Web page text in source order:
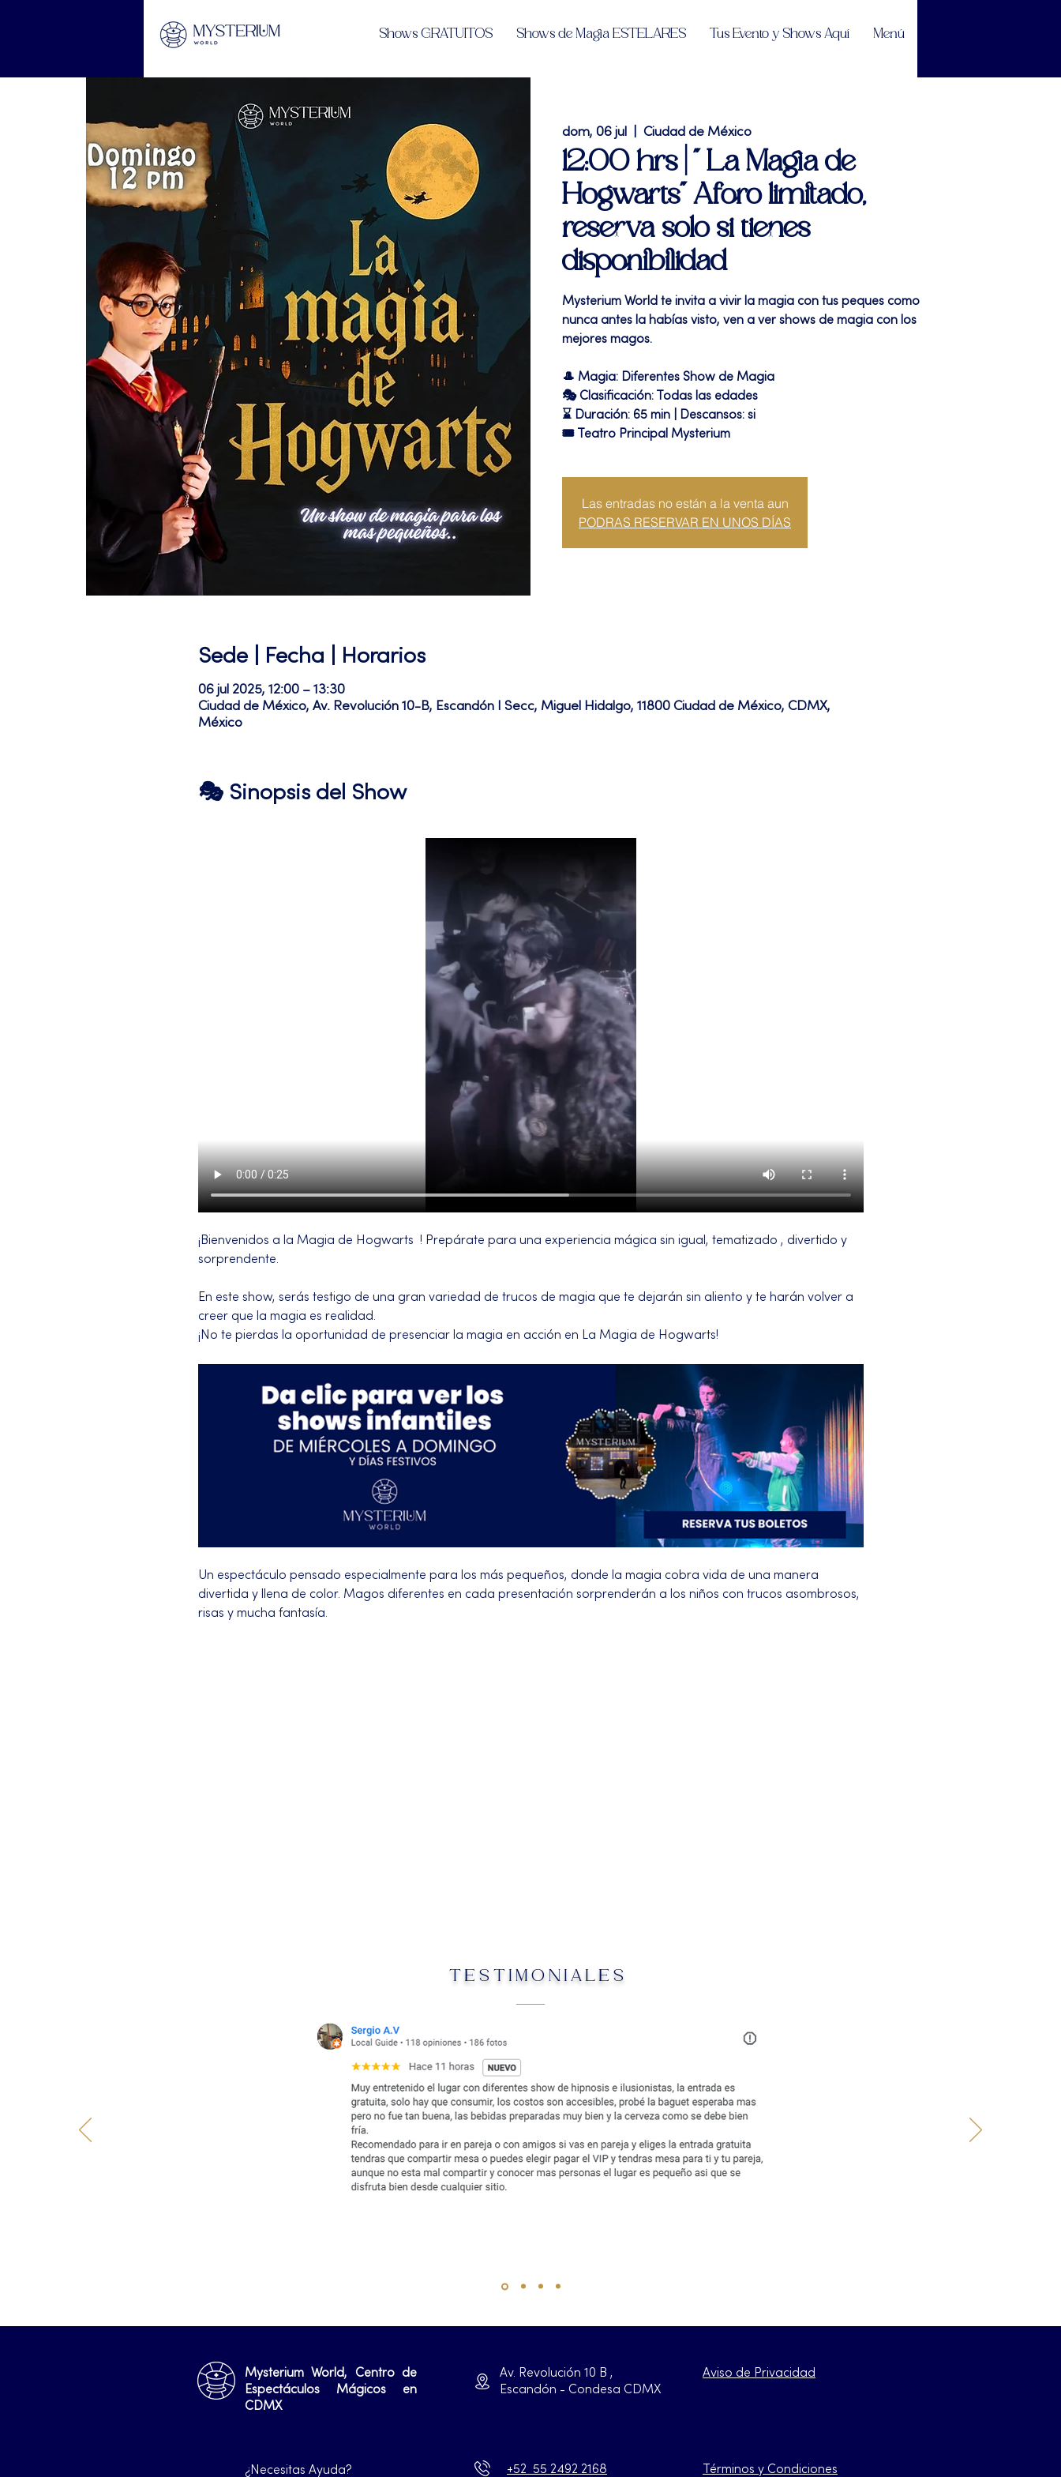
Shows GRATUITOS Shows de Magia ESTELARES Tus Evento y Shows Aquí Menú
dom, 06 jul Ciudad de México
12:00 hrs | " La Magia de
Hogwarts" Aforo limitado,
reserva solo si tienes
disponibilidad
Mysterium World te invita a vivir la magia con tus peques como
nunca antes la habías visto, ven a ver shows de magia con los
mejores magos.
🎩 Magia: Diferentes Show de Magia
🎭 Clasificación: Todas las edades
⌛ Duración: 65 min | Descansos: si
🎟 Teatro Principal Mysterium
Las entradas no están a la venta aun
PODRAS RESERVAR EN UNOS DÍAS
Sede | Fecha | Horarios
06 jul 2025, 12:00 – 13:30
Ciudad de México, Av. Revolución 10-B, Escandón I Secc, Miguel Hidalgo, 11800 Ciudad de México, CDMX,
México
🎭 Sinopsis del Show
¡Bienvenidos a la Magia de Hogwarts  ! Prepárate para una experiencia mágica sin igual, tematizado , divertido y
sorprendente.
En este show, serás testigo de una gran variedad de trucos de magia que te dejarán sin aliento y te harán volver a
creer que la magia es realidad.
¡No te pierdas la oportunidad de presenciar la magia en acción en La Magia de Hogwarts!
Un espectáculo pensado especialmente para los más pequeños, donde la magia cobra vida de una manera
divertida y llena de color. Magos diferentes en cada presentación sorprenderán a los niños con trucos asombrosos,
risas y mucha fantasía.
TESTIMONIALES
Mysterium World, Centro de
Espectáculos Mágicos en
CDMX
Av. Revolución 10 B ,
Escandón - Condesa CDMX
Aviso de Privacidad
¿Necesitas Ayuda? +52 55 2492 2168 Términos y Condiciones